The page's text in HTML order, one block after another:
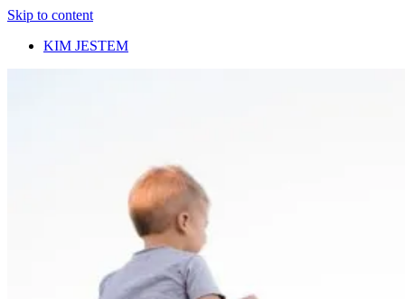
Skip to content
KIM JESTEM